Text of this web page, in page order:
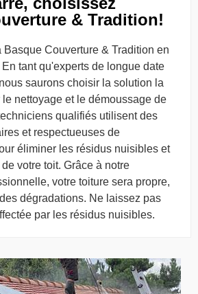
& Tradition!
Basque Couverture & Tradition en
tant qu'experts de longue date
saurons choisir la solution la
nettoyage et le démoussage de
qualifiés utilisent des
et respectueuses de
éliminer les résidus nuisibles et
votre toit. Grâce à notre
votre toiture sera propre,
dégradations. Ne laissez pas
par les résidus nuisibles.